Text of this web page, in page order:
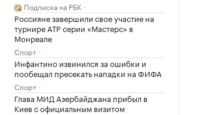
Подписка на РБК
Россияне завершили свое участие на
турнире ATP серии «Мастерс» в
Монреале
Спорт
Инфантино извинился за ошибки и
пообещал пресекать нападки на ФИФА
Спорт
Глава МИД Азербайджана прибыл в
Киев с официальным визитом